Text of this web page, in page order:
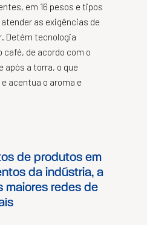
em 16 pesos e tipos
as exigências de
Detém tecnologia
café, de acordo com o
após a torra, o que
acentua o aroma e
de produtos em
da indústria, a
maiores redes de